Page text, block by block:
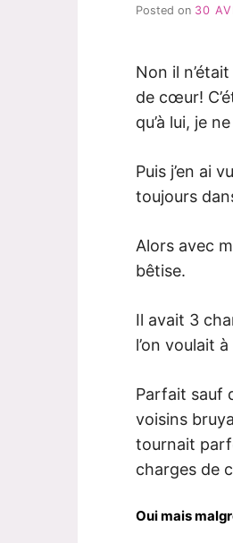
Posted on 30
Non il
de cœur!
qu’à lui, je
Puis j’en ai
toujours
Alors avec
bêtise.
Il avait 3
l’on voulait à
Parfait sauf
voisins
tournait
charges de
Oui mais